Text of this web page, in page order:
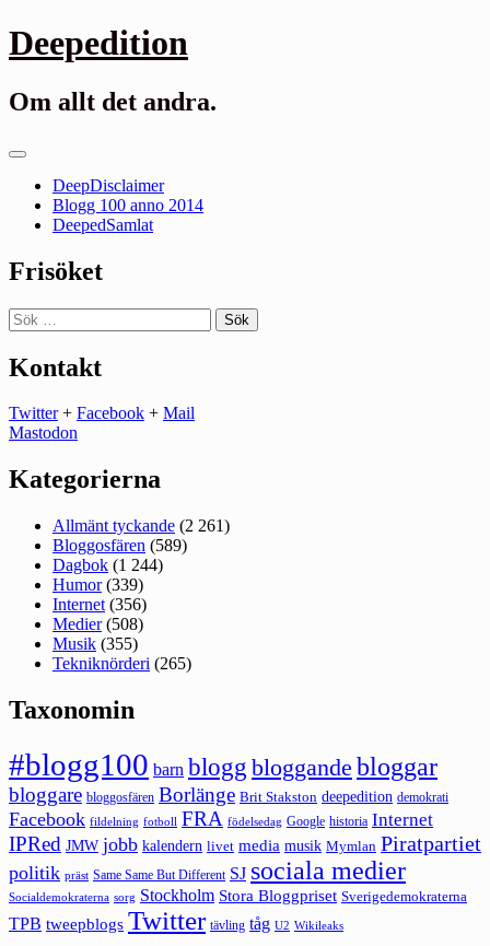
Gå
till
Deepedition
Om allt det andra.
Primär
DeepDisclaimer
Blogg 100 anno 2014
DeepedSamlat
Frisöket
Sök
efter:
Kontakt
Twitter+ Facebook + Mail
Mastodon
Kategorierna
Allmänt tyckande (2 261)
Bloggosfären (589)
Dagbok (1 244)
Humor(339)
Internet (356)
Medier(508)
Musik (355)
Tekniknörderi (265)
Taxonomin
#blogg100 barn blogg bloggande bloggar
bloggare bloggosfären Borlänge Brit Stakston deepedition demokrati
Facebook fildelning fotboll FRA födelsedag Google historia Internet
IPRed JMW jobb kalendern livet media musik Mymlan Piratpartiet
politik präst Same Same But Different SJ sociala medier
Socialdemokraterna sorg Stockholm Stora Bloggpriset Sverigedemokraterna
TPB tweepblogs Twitter tävling tåg U2 Wikileaks